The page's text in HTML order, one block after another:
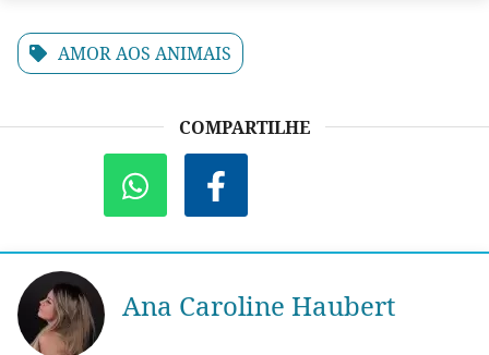
AMOR AOS ANIMAIS
COMPARTILHE
Ana Caroline Haubert